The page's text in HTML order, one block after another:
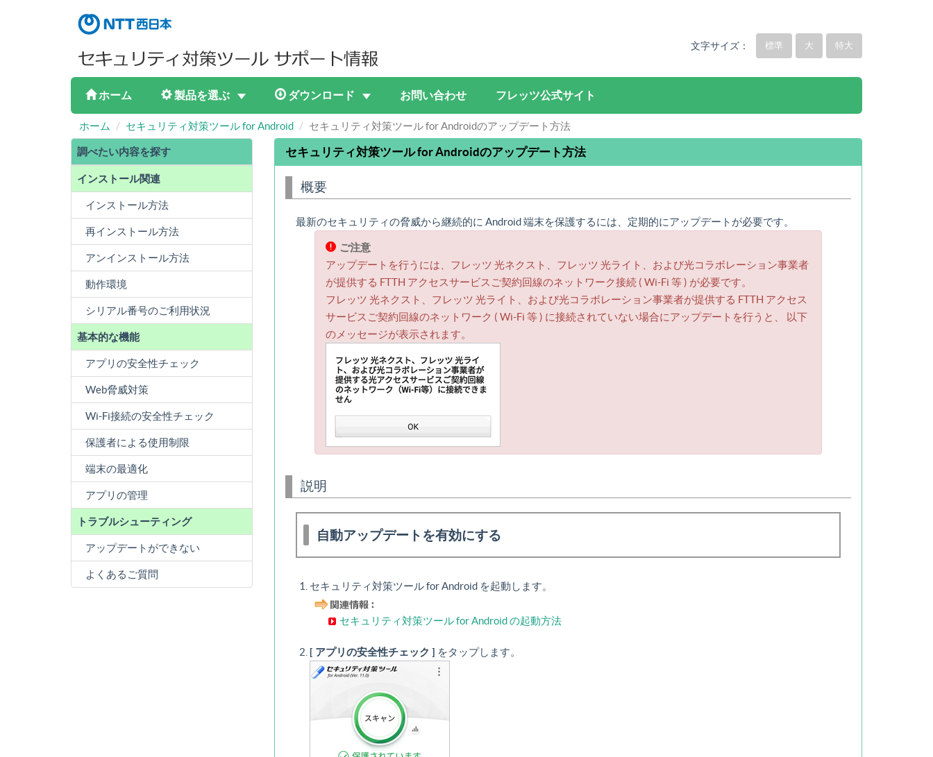
文字サイズ： 標準 大 特大
ホーム 製品を選ぶ ダウンロード お問い合わせ フレッツ公式サイト
ホーム セキュリティ対策ツール for Android セキュリティ対策ツール for Androidのアップデート方法
セキュリティ対策ツール for Androidのアップデート方法
概要
最新のセキュリティの脅威から継続的に Android 端末を保護するには、定期的にアップデートが必要です。
ご注意
アップデートを行うには、フレッツ 光ネクスト、フレッツ 光ライト、および光コラボレーション事業者
が提供する FTTH アクセスサービスご契約回線のネットワーク接続 ( Wi-Fi 等 ) が必要です。
フレッツ 光ネクスト、フレッツ 光ライト、および光コラボレーション事業者が提供する FTTH アクセス
サービスご契約回線のネットワーク ( Wi-Fi 等 ) に接続されていない場合にアップデートを行うと、 以下
のメッセージが表示されます。
説明
自動アップデートを有効にする
セキュリティ対策ツール for Android を起動します。
セキュリティ対策ツール for Android の起動方法
[ アプリの安全性チェック ] をタップします。
調べたい内容を探す
インストール関連
インストール方法
再インストール方法
アンインストール方法
動作環境
シリアル番号のご利用状況
基本的な機能
アプリの安全性チェック
Web脅威対策
Wi-Fi接続の安全性チェック
保護者による使用制限
端末の最適化
アプリの管理
トラブルシューティング
アップデートができない
よくあるご質問